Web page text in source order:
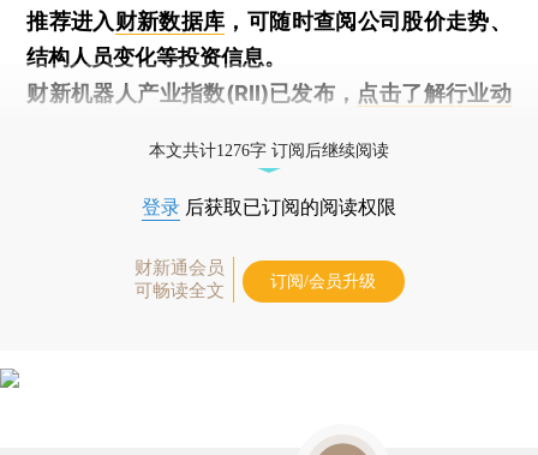
推荐进入财新数据库 ，可随时查阅公司股价走势、
结构人员变化等投资信息。
财新机器人产业指数(RII)已发布， 点击了解行业动
本文共计1276字 订阅后继续阅读
登录 后获取已订阅的阅读权限
财新通会员
可畅读全文
订阅/会员升级